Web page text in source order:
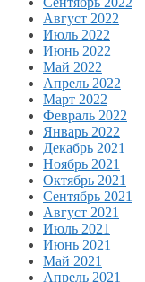
Август 2022
Июль 2022
Июнь 2022
Май 2022
Апрель 2022
Март 2022
Февраль 2022
Январь 2022
Декабрь 2021
Ноябрь 2021
Октябрь 2021
Сентябрь 2021
Август 2021
Июль 2021
Июнь 2021
Май 2021
Апрель 2021